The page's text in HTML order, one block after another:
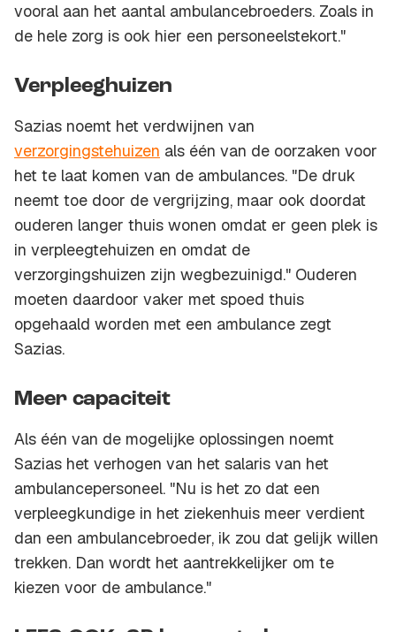
vooral aan het aantal ambulancebroeders. Zoals in
de hele zorg is ook hier een personeelstekort."
Verpleeghuizen
Sazias noemt het verdwijnen van
verzorgingstehuizen als één van de oorzaken voor
het te laat komen van de ambulances. "De druk
neemt toe door de vergrijzing, maar ook doordat
ouderen langer thuis wonen omdat er geen plek is
in verpleegtehuizen en omdat de
verzorgingshuizen zijn wegbezuinigd." Ouderen
moeten daardoor vaker met spoed thuis
opgehaald worden met een ambulance zegt
Sazias.
Meer capaciteit
Als één van de mogelijke oplossingen noemt
Sazias het verhogen van het salaris van het
ambulancepersoneel. "Nu is het zo dat een
verpleegkundige in het ziekenhuis meer verdient
dan een ambulancebroeder, ik zou dat gelijk willen
trekken. Dan wordt het aantrekkelijker om te
kiezen voor de ambulance."